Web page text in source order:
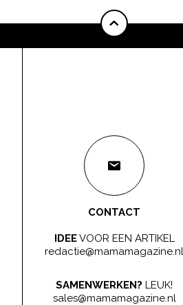
CONTACT
IDEEVOOR EEN ARTIKEL
redactie@mamamagazine.nl
SAMENWERKEN? LEUK!
sales@mamamagazine.nl